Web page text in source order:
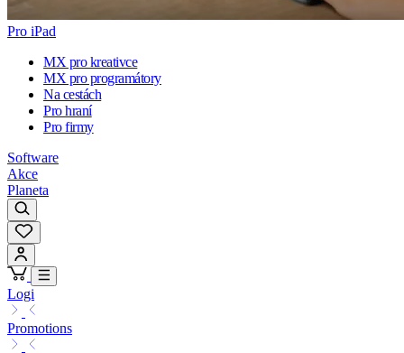
Pro iPad
MX pro kreativce
MX pro programátory
Na cestách
Pro hraní
Pro firmy
Software
Akce
Planeta
Logi
Promotions